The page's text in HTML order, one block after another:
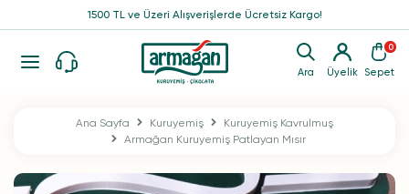
Ara Üyelik
0
Sepet
1500 TL ve Üzeri Alışverişlerde Ücretsiz Kargo!
Ana Sayfa Kuruyemiş
Kuruyemiş Kavrulmuş
Armağan Kuruyemiş Patlayan Mısır